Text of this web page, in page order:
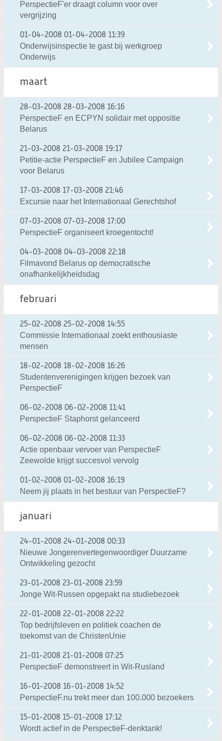
PerspectieF'er draagt column voor over
vergrijzing
01-04-2008 01-04-2008 11:39
Onderwijsinspectie te gast bij werkgroep
Onderwijs
maart
28-03-2008 28-03-2008 16:16
PerspectieF en ECPYN solidair met oppositie
Belarus
21-03-2008 21-03-2008 19:17
Petitie-actie PerspectieF en Jubilee Campaign
voor Belarus
17-03-2008 17-03-2008 21:46
Excursie naar het Internationaal Gerechtshof
07-03-2008 07-03-2008 17:00
PerspectieF organiseert kroegentocht!
04-03-2008 04-03-2008 22:18
Filmavond Belarus op democratische
onafhankelijkheidsdag
februari
25-02-2008 25-02-2008 14:55
Commissie Internationaal zoekt enthousiaste
mensen
18-02-2008 18-02-2008 16:26
Studentenverenigingen krijgen bezoek van
PerspectieF
06-02-2008 06-02-2008 11:41
PerspectieF Staphorst gelanceerd
06-02-2008 06-02-2008 11:33
Actie openbaar vervoer van PerspectieF
Zeewolde krijgt succesvol vervolg
01-02-2008 01-02-2008 16:19
Neem jij plaats in het bestuur van PerspectieF?
januari
24-01-2008 24-01-2008 00:33
Nieuwe Jongerenvertegenwoordiger Duurzame
Ontwikkeling gezocht
23-01-2008 23-01-2008 23:59
Jonge Wit-Russen opgepakt na studiebezoek
22-01-2008 22-01-2008 22:22
Top bedrijfsleven en politiek coachen de
toekomst van de ChristenUnie
21-01-2008 21-01-2008 07:25
PerspectieF demonstreert in Wit-Rusland
16-01-2008 16-01-2008 14:52
PerspectieF.nu trekt meer dan 100.000 bezoekers
15-01-2008 15-01-2008 17:12
Wordt actief in de PerspectieF-denktank!